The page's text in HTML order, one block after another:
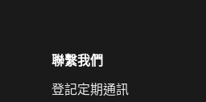
聯繫我們
登記定期通訊